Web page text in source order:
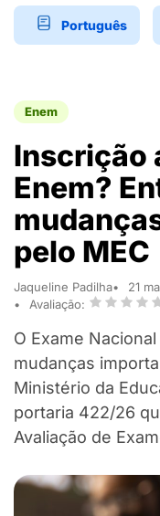
Português
Enem
Inscrição
Enem?
pelo MEC
Jaqueline Padilha 21
Avaliação:
O Exame
mudanças
Ministério da
portaria 422/26
Avaliação de